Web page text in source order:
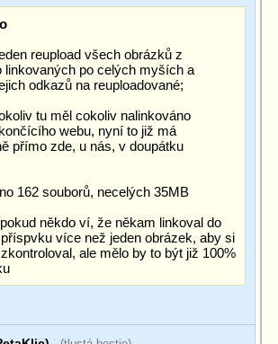
reupload všech obrázků z
linkovaných po celých myších a
odkazů na reuploadované;
tu měl cokoliv nalinkováno
webu, nyní to již má
přímo zde, u nás, v doupátku
162 souborů, necelých 35MB
někdo ví, že někam linkoval do
více než jeden obrázek, aby si
ale mělo by to být již 100%